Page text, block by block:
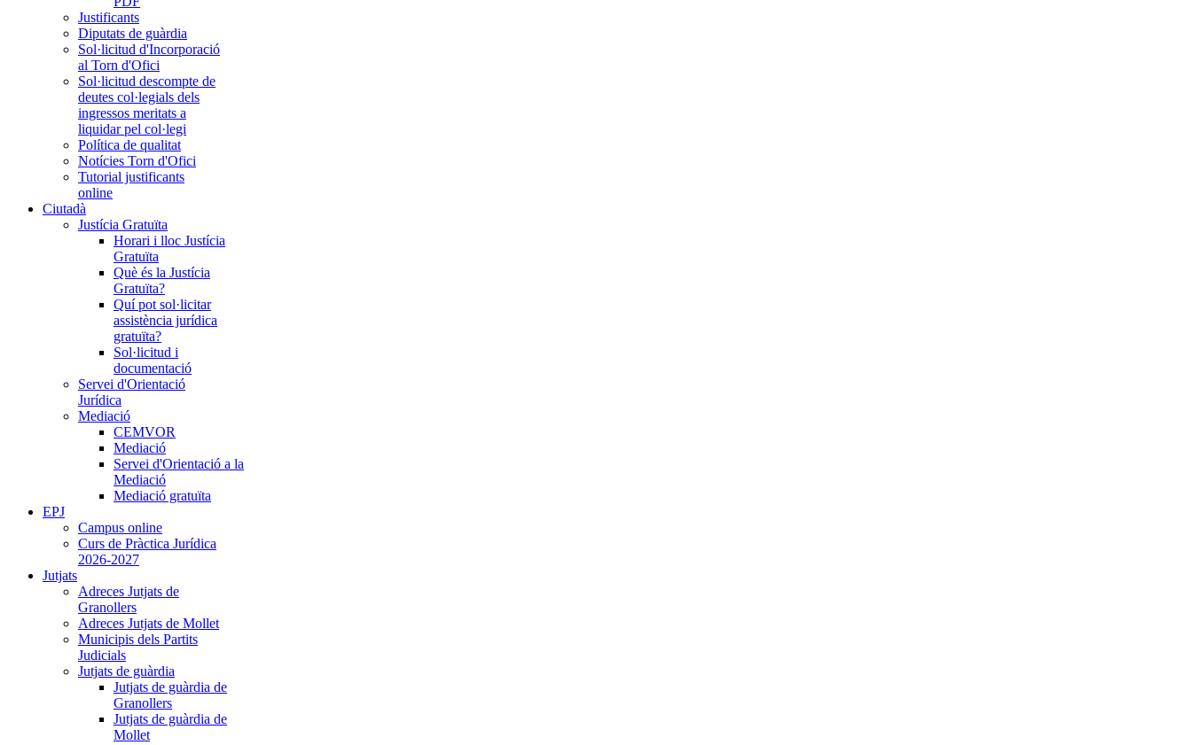
Justificants
Diputats de guàrdia
Sol·licitud d'Incorporació
al Torn d'Ofici
Sol·licitud descompte de
deutes col·legials dels
ingressos meritats a
liquidar pel col·legi
Política de qualitat
Notícies Torn d'Ofici
Tutorial justificants
online
Ciutadà
Justícia Gratuïta
Horari i lloc Justícia
Gratuïta
Què és la Justícia
Gratuïta?
Quí pot sol·licitar
assistència jurídica
gratuïta?
Sol·licitud i
documentació
Servei d'Orientació
Jurídica
Mediació
CEMVOR
Mediació
Servei d'Orientació a la
Mediació
Mediació gratuïta
EPJ
Campus online
Curs de Pràctica Jurídica
2026-2027
Jutjats
Adreces Jutjats de
Granollers
Adreces Jutjats de Mollet
Municipis dels Partits
Judicials
Jutjats de guàrdia
Jutjats de guàrdia de
Granollers
Jutjats de guàrdia de
Mollet